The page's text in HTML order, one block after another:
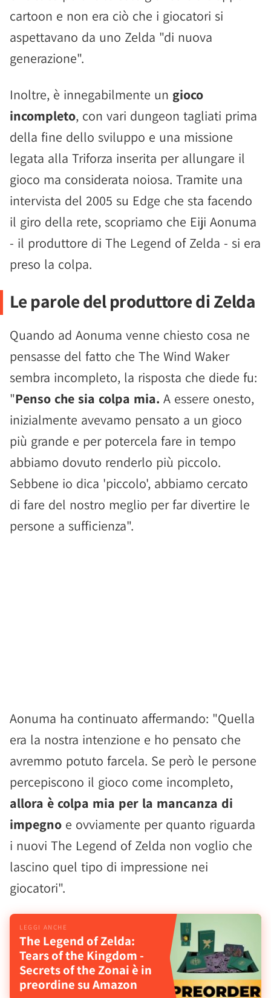
cartoon e non era ciò che i giocatori si
aspettavano da uno Zelda "di nuova
generazione".
Inoltre, è innegabilmente un gioco
incompleto, con vari dungeon tagliati prima
della fine dello sviluppo e una missione
legata alla Triforza inserita per allungare il
gioco ma considerata noiosa. Tramite una
intervista del 2005 su Edge che sta facendo
il giro della rete, scopriamo che Eiji Aonuma
- il produttore di The Legend of Zelda - si era
preso la colpa.
Le parole del produttore di Zelda
Quando ad Aonuma venne chiesto cosa ne
pensasse del fatto che The Wind Waker
sembra incompleto, la risposta che diede fu:
"Penso che sia colpa mia. A essere onesto,
inizialmente avevamo pensato a un gioco
più grande e per potercela fare in tempo
abbiamo dovuto renderlo più piccolo.
Sebbene io dica 'piccolo', abbiamo cercato
di fare del nostro meglio per far divertire le
persone a sufficienza".
Aonuma ha continuato affermando: "Quella
era la nostra intenzione e ho pensato che
avremmo potuto farcela. Se però le persone
percepiscono il gioco come incompleto,
allora è colpa mia per la mancanza di
impegno e ovviamente per quanto riguarda
i nuovi The Legend of Zelda non voglio che
lascino quel tipo di impressione nei
giocatori".
The Legend of Zelda:
Tears of the Kingdom -
Secrets of the Zonai è in
preordine su Amazon